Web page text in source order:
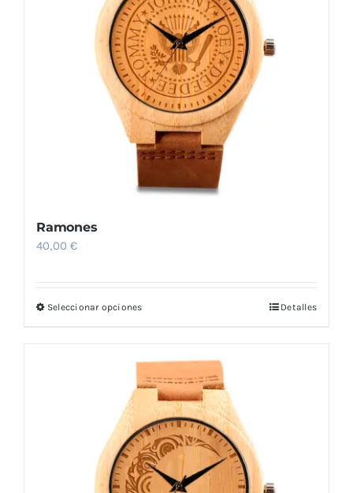
Ramones
40,00€
Seleccionar opcionesEste
múltiples
variantes.
Las
opciones
se
pueden
Detalles